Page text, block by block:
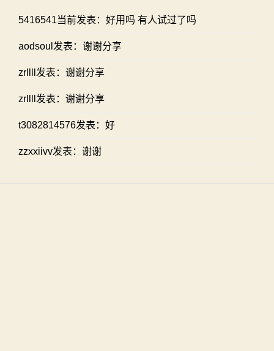
5416541当前发表：好用吗 有人试过了吗
aodsoul发表：谢谢分享
zrllll发表：谢谢分享
zrllll发表：谢谢分享
t3082814576发表：好
zzxxiivv发表：谢谢